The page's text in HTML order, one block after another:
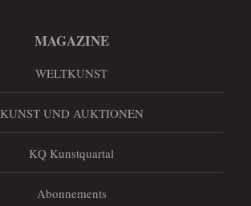
MAGAZINE
WELTKUNST
KUNST UND AUKTIONEN
KQ Kunstquartal
Abonnements